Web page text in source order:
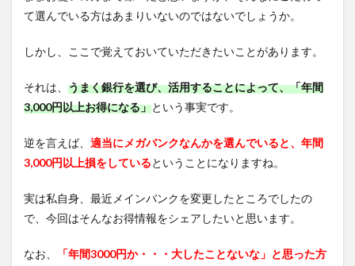
て選んでいる方はあまりいないのではないでしょうか。
しかし、ここで覚えておいていただきたいことがあります。
それは、 うまく銀行を選び、活用することによって、「年間
3,000円以上お得になる」という事実です。
逆を言えば、 適当にメガバンクなんかを選んでいると、年間
3,000円以上損をしているということになりますね。
実は私自身、最近メインバンクを変更したところでしたの
で、今回はそんなお得情報をシェアしたいと思います。
なお、
「年間3000円か・・・大したことないな」と思った方